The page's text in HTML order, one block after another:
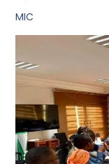
MIC